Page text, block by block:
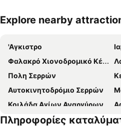
Ανάπτυξη χάρτη
Explore nearby
'Αγκιστρο
Φαλακρό Χιονοδρομικό Κέντρο
Πολη Σερρών
Αυτοκινητοδρόμιο Σερρών
Κοιλάδα Αγίων Αναργύρων
Εκδρομή με άλογα στα Πορόια
Πληροφορίες